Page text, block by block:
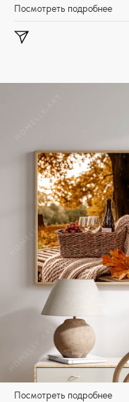
Посмотреть подробнее
Посмотреть подробнее